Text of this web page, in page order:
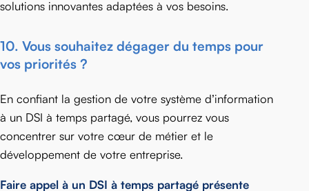
solutions innovantes adaptées à vos besoins.
10. Vous souhaitez dégager du temps pour
vos priorités ?
En confiant la gestion de votre système d’information
à un DSI à temps partagé, vous pourrez vous
concentrer sur votre cœur de métier et le
développement de votre entreprise.
Faire appel à un DSI à temps partagé présente